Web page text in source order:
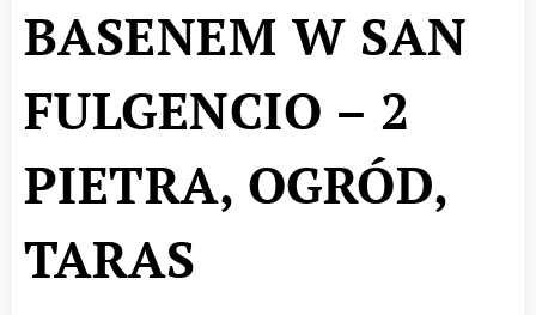
BASENEM W SAN
FULGENCIO – 2
PIETRA, OGRÓD,
TARAS